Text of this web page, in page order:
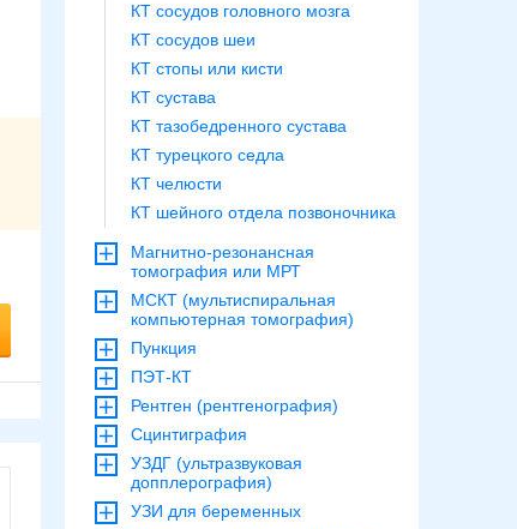
КТ сосудов головного мозга
КТ сосудов шеи
КТ стопы или кисти
КТ сустава
КТ тазобедренного сустава
КТ турецкого седла
КТ челюсти
КТ шейного отдела позвоночника
Магнитно-резонансная
томография или МРТ
МСКТ (мультиспиральная
компьютерная томография)
Пункция
ПЭТ-КТ
Рентген (рентгенография)
Сцинтиграфия
УЗДГ (ультразвуковая
допплерография)
УЗИ для беременных